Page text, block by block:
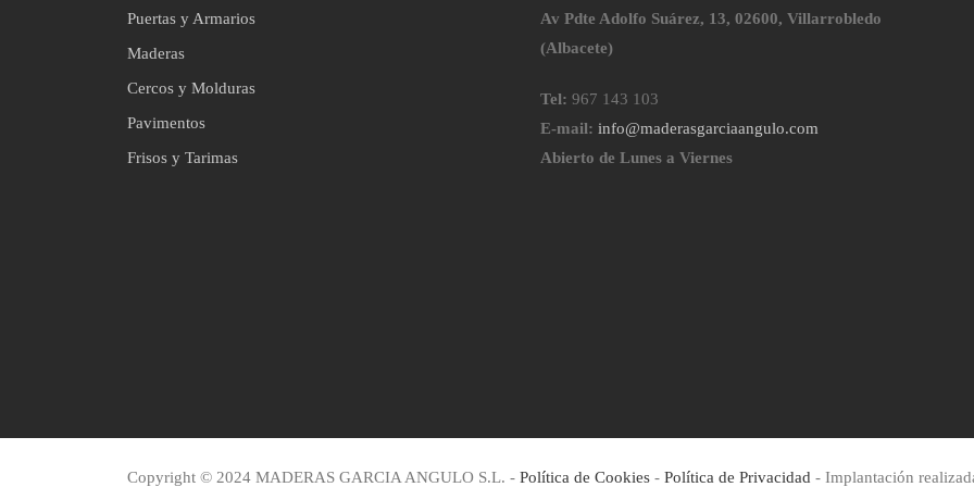
Puertas y Armarios
Maderas
Cercos y Molduras
Pavimentos
Frisos y Tarimas
Av Pdte Adolfo Suárez, 13, 02600, Villarrobledo
(Albacete)
Tel: 967 143 103
E-mail: info@maderasgarciaangulo.com
Abierto de Lunes a Viernes
Copyright © 2024 MADERAS GARCIA ANGULO S.L. - Política de Cookies - Política de Privacidad - Implantación